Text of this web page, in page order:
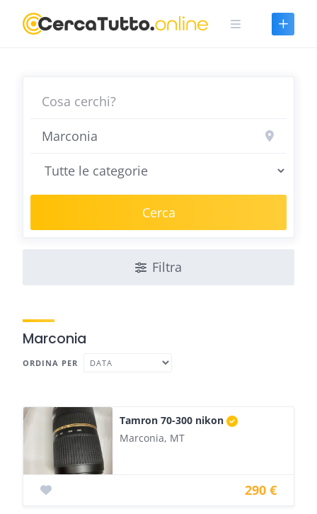
Cerca
Filtra
Marconia
ORDINA PER
Tamron 70-300 nikon
Marconia, MT
290 €